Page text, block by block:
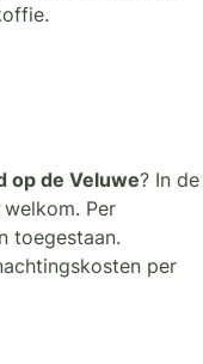
op de Veluwe? In de
Per
toegestaan.
per